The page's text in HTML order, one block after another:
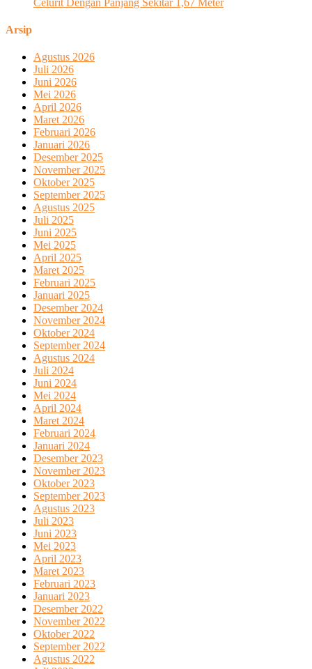
Arsip
Agustus 2026
Juli 2026
Juni 2026
Mei 2026
April 2026
Maret 2026
Februari 2026
Januari 2026
Desember 2025
November 2025
Oktober 2025
September 2025
Agustus 2025
Juli 2025
Juni 2025
Mei 2025
April 2025
Maret 2025
Februari 2025
Januari 2025
Desember 2024
November 2024
Oktober 2024
September 2024
Agustus 2024
Juli 2024
Juni 2024
Mei 2024
April 2024
Maret 2024
Februari 2024
Januari 2024
Desember 2023
November 2023
Oktober 2023
September 2023
Agustus 2023
Juli 2023
Juni 2023
Mei 2023
April 2023
Maret 2023
Februari 2023
Januari 2023
Desember 2022
November 2022
Oktober 2022
September 2022
Agustus 2022